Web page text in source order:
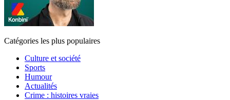
Catégories les plus populaires
Culture et société
Sports
Humour
Actualités
Crime : histoires vraies